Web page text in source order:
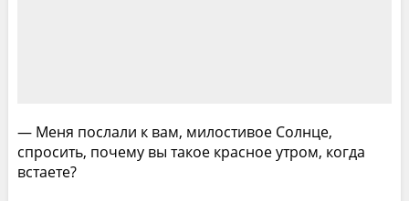
— Меня послали к вам, милостивое Солнце,
спросить, почему вы такое красное утром, когда
встаете?